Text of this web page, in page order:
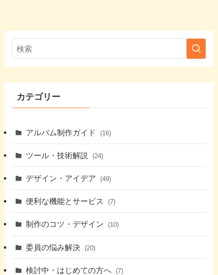
カテゴリー
アルバム制作ガイド (16)
ツール・技術解説 (24)
デザイン・アイデア (49)
便利な機能とサービス (7)
制作のコツ・デザイン (10)
委員の悩み解決 (20)
検討中・はじめての方へ (7)